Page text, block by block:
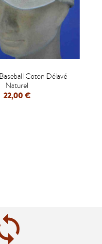
Coton Délavé
Naturel
22,00 €RAPIDE